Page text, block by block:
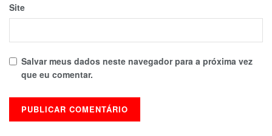
Site
Salvar meus dados neste navegador para a próxima vez
que eu comentar.